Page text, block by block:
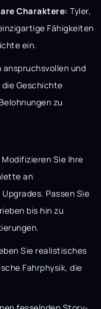
Charaktere: Tyler,
Fähigkeiten
ein.
anspruchsvollen und
die Geschichte
zu
Modifizieren Sie Ihre
an
Passen Sie
bis hin zu
Sie realistisches
Fahrphysik, die